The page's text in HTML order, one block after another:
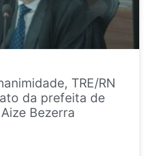
TRE/RN
da prefeita de
Bezerra